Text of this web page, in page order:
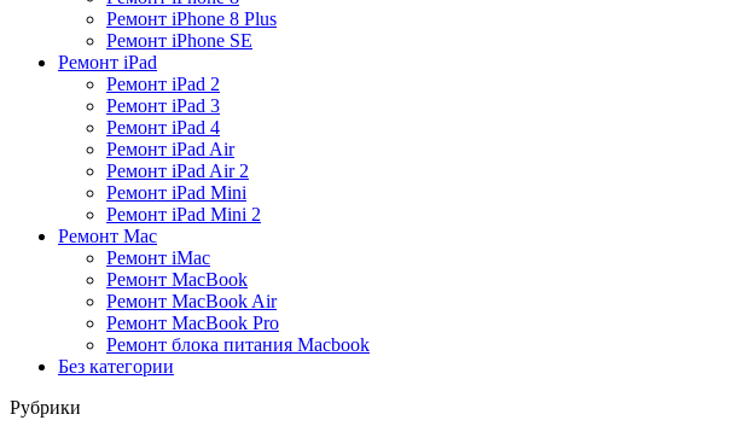
Ремонт iPhone 8 Plus
Ремонт iPhone SE
Ремонт iPad
Ремонт iPad 2
Ремонт iPad 3
Ремонт iPad 4
Ремонт iPad Air
Ремонт iPad Air 2
Ремонт iPad Mini
Ремонт iPad Mini 2
Ремонт Mac
Ремонт iMac
Ремонт MacBook
Ремонт MacBook Air
Ремонт MacBook Pro
Ремонт блока питания Macbook
Без категории
Рубрики